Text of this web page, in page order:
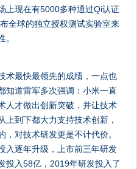
上现在有5000多种通过Qi认证
全球的独立授权测试实验室来
。
术最快最领先的成绩，一点也
知道雷军多次强调：小米一直
人才做出创新突破，并让技术
上到下都大力支持技术创新，
对技术研发更是不计代价。
入逐年升级，上市前三年研发
投入58亿，2019年研发投入了